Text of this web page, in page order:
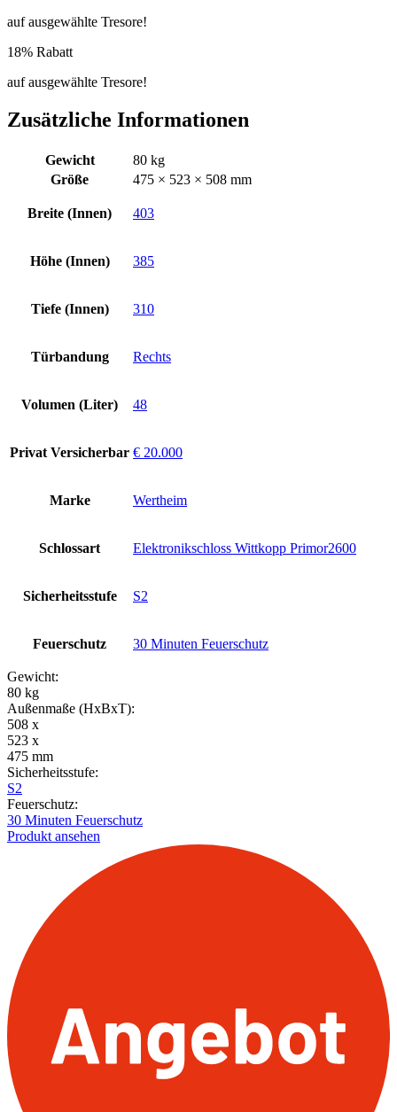
auf ausgewählte Tresore!
18% Rabatt
auf ausgewählte Tresore!
Zusätzliche Informationen
Gewicht
80 kg
Größe
475 × 523 × 508 mm
Breite (Innen) 403
Höhe (Innen) 385
Tiefe (Innen) 310
Türbandung Rechts
Volumen (Liter) 48
Privat Versicherbar € 20.000
Marke Wertheim
Schlossart Elektronikschloss Wittkopp Primor2600
Sicherheitsstufe S2
Feuerschutz 30 Minuten Feuerschutz
Gewicht:
80 kg
Außenmaße (HxBxT):
508 x
523 x
475 mm
Sicherheitsstufe:
S2
Feuerschutz:
30 Minuten Feuerschutz
Produkt ansehen